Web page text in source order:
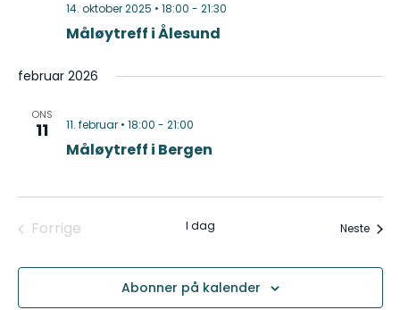
Måløytreff i Ålesund
14. oktober 2025 • 18:00 - 21:30
februar 2026
ONS
11
Måløytreff i Bergen
11. februar • 18:00 - 21:00
ForrigeArrangementerI dag Neste
Abonner på kalender